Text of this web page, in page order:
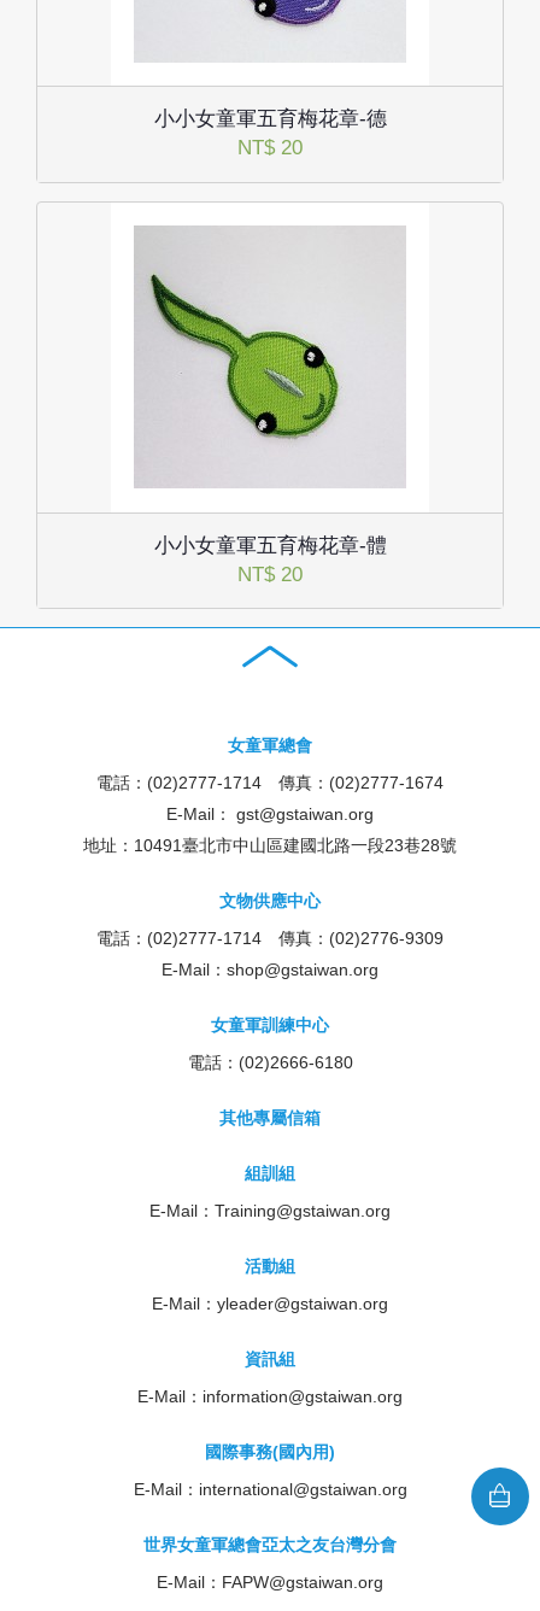
小小女童軍五育梅花章-德
NT$ 20
小小女童軍五育梅花章-體
NT$ 20
女童軍總會
電話：(02)2777-1714 傳真：(02)2777-1674
E-Mail： gst@gstaiwan.org
地址：10491臺北市中山區建國北路一段23巷28號
文物供應中心
電話：(02)2777-1714 傳真：(02)2776-9309
E-Mail： shop@gstaiwan.org
女童軍訓練中心
電話：(02)2666-6180
其他專屬信箱
組訓組
E-Mail： Training@gstaiwan.org
活動組
E-Mail： yleader@gstaiwan.org
資訊組
E-Mail： information@gstaiwan.org
國際事務(國內用)
E-Mail： international@gstaiwan.org
世界女童軍總會亞太之友台灣分會
E-Mail： FAPW@gstaiwan.org